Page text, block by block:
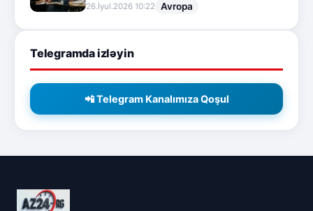
26.İyul.2026 10:22 Avropa
Telegramda izləyin
📲 Telegram Kanalımıza Qoşul